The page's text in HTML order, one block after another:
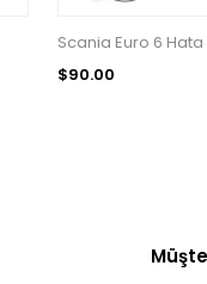
Scania Euro 6
$90.00